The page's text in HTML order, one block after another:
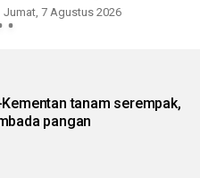
Jumat, 7 Agustus 2026
tanam serempak,
pangan